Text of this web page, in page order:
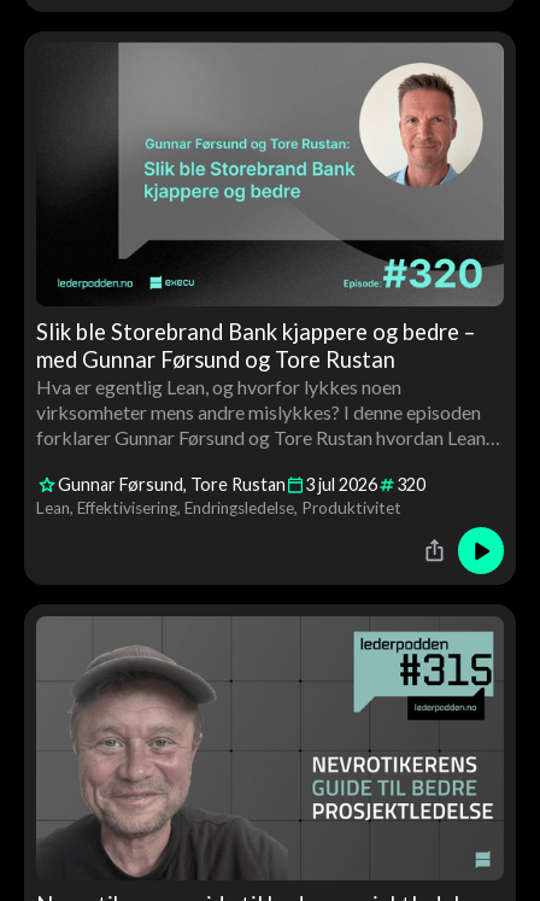
Slik ble Storebrand Bank kjappere og bedre –
med Gunnar Førsund og Tore Rustan
Hva er egentlig Lean, og hvorfor lykkes noen
virksomheter mens andre mislykkes? I denne episoden
forklarer Gunnar Førsund og Tore Rustan hvordan Lean
verdiskaping gjennom medarbeiderinvolvering, ledelse
og kontinuerlig forbedring.
Gunnar Førsund Tore Rustan 3jul 2026 320
Lean Effektivisering Endringsledelse Produktivitet